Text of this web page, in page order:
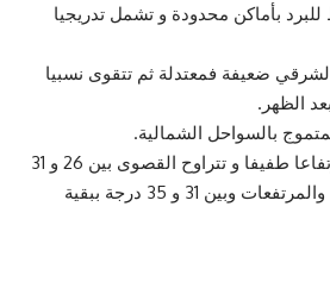
بأماكن محدودة و تشمل تدريجيا
ضعيفة فمعتدلة ثم تتقوى نسبيا
الظهر.
بالسواحل الشمالية.
وتشهد درجات الحرارة ارتفاعا طفيفا و تتراوح القصوى بين 26 و 31
درجة بالمناطق الساحلية والمرتفعات وبين 31 و 35 درجة ببقية